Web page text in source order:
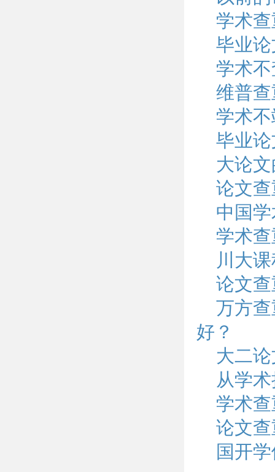
学术
毕业
学术
维普
学术
毕业
大论
论文
中国
学术
川大
论文
万方
好？
大二
从学
学术
论文
国开